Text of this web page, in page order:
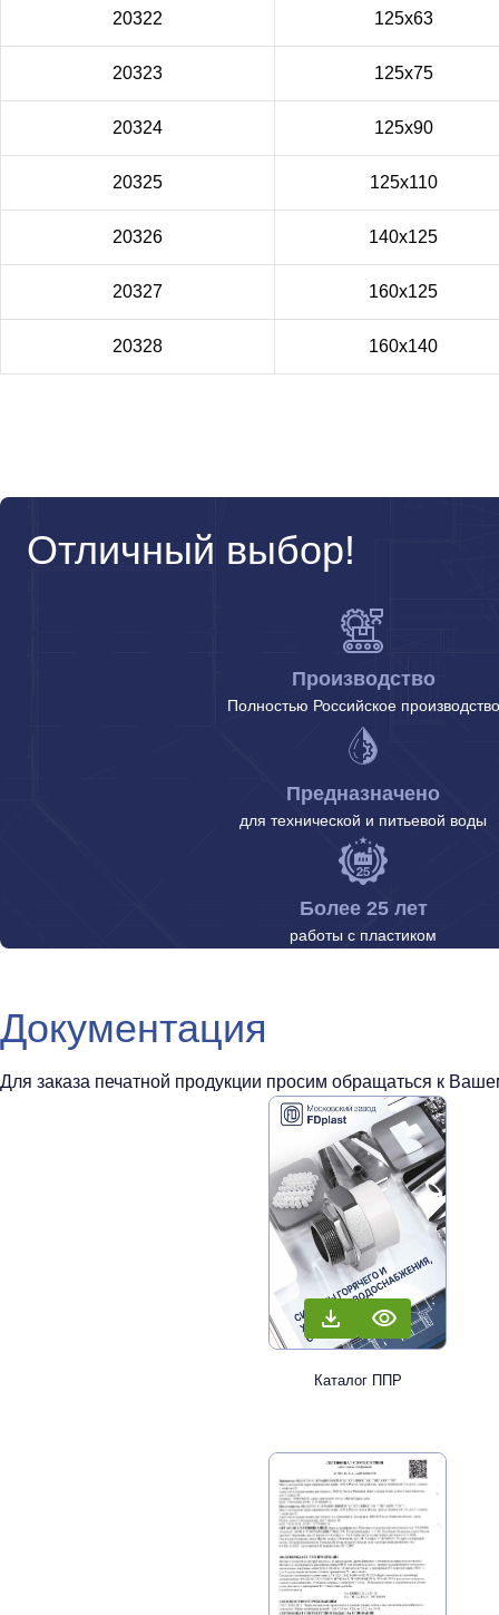
20322 125x63
20323 125x75
20324 125x90
20325 125x110
20326 140x125
20327 160x125
20328 160x140
Отличный выбор!
Производство
Полностью Российское производство
Предназначено
для технической и питьевой воды
Более 25 лет
работы с пластиком
Документация
Для заказа печатной продукции просим обращаться к
Каталог ППР